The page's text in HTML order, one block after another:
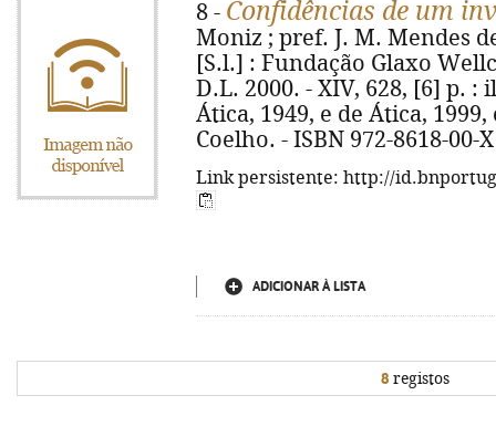
8 - Confidências de um
Moniz ; pref. J. M. Mendes
[S.l.] : Fundação Glaxo
D.L. 2000. - XIV, 628, [6] p. :
Ática, 1949, e de Ática,
Coelho. - ISBN 972-8618-00-X
Link persistente: http://
ADICIONAR À LISTA
8 registos